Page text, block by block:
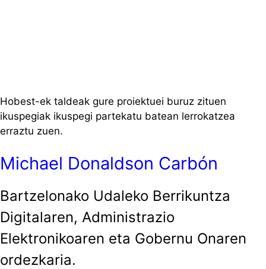
Hobest-ek taldeak gure proiektuei buruz zituen
ikuspegiak ikuspegi partekatu batean lerrokatzea
erraztu zuen.
Michael Donaldson Carbón
Bartzelonako Udaleko Berrikuntza
Digitalaren, Administrazio
Elektronikoaren eta Gobernu Onaren
ordezkaria.